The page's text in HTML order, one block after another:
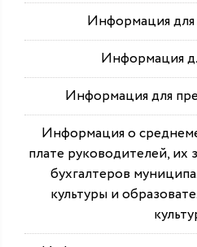
Информация для
Информация
Информация для
Информация о
плате руководителей, их
бухгалтеров
культуры и